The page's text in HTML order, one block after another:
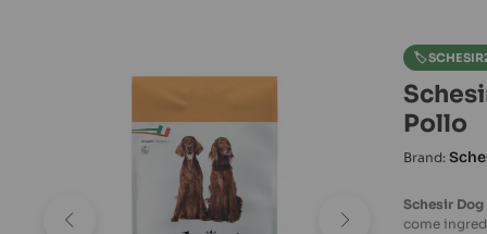
Apri supporto 0 in modalità modale Apri
🏷️
Pollo
Brand:
Schesir
come